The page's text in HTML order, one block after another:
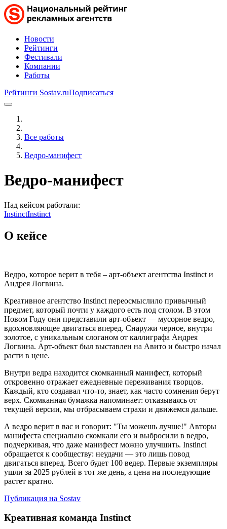
Новости
Рейтинги
Фестивали
Компании
Работы
Рейтинги Sostav.ruПодписаться
Все работы
Ведро-манифест
Ведро-манифест
Над кейсом работали:
InstinctInstinct
О кейсе
Ведро, которое верит в тебя – арт-объект агентства Instinct и
Андрея Логвина.
Креативное агентство Instinct переосмыслило привычный
предмет, который почти у каждого есть под столом. В этом
Новом Году они представили арт-объект — мусорное ведро,
вдохновляющее двигаться вперед. Снаружи черное, внутри
золотое, с уникальным слоганом от каллиграфа Андрея
Логвина. Арт-объект был выставлен на Авито и быстро начал
расти в цене.
Внутри ведра находится скомканный манифест, который
откровенно отражает ежедневные переживания творцов.
Каждый, кто создавал что-то, знает, как часто сомнения берут
верх. Скомканная бумажка напоминает: отказываясь от
текущей версии, мы отбрасываем страхи и движемся дальше.
А ведро верит в вас и говорит: "Ты можешь лучше!" Авторы
манифеста специально скомкали его и выбросили в ведро,
подчеркивая, что даже манифест можно улучшить. Instinct
обращается к сообществу: неудачи — это лишь повод
двигаться вперед. Всего будет 100 ведер. Первые экземпляры
ушли за 2025 рублей в тот же день, а цена на последующие
растет кратно.
Публикация на Sostav
Креативная команда Instinct